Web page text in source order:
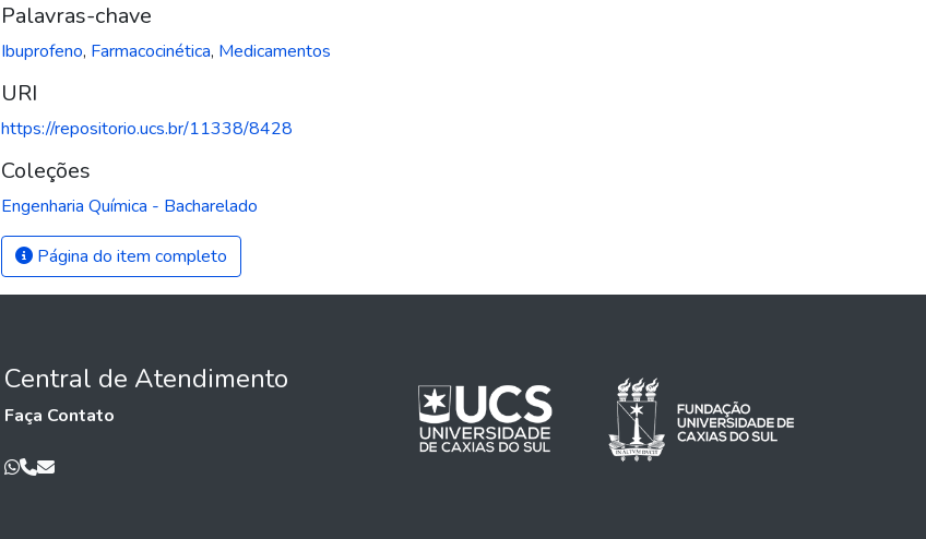
Palavras-chave
Ibuprofeno, Farmacocinética, Medicamentos
URI
https://repositorio.ucs.br/11338/8428
Coleções
Engenharia Química - Bacharelado
Página do item completo
Central de Atendimento
Faça Contato